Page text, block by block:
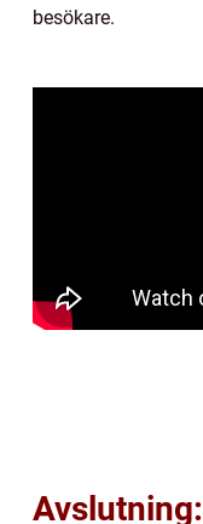
besökare.
Avslutning: